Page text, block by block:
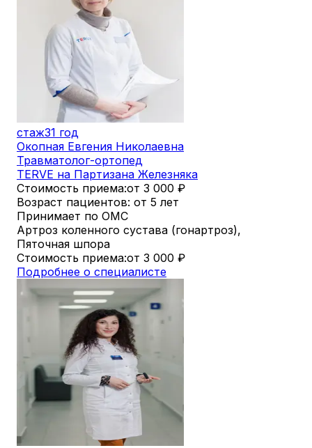
стаж31 год
Окопная Евгения Николаевна
Травматолог-ортопед
TERVE на Партизана Железняка
Стоимость приема:от 3 000 ₽
Возраст пациентов: от 5 лет
Принимает по ОМС
Артроз коленного сустава (гонартроз),
Пяточная шпора
Стоимость приема:от 3 000 ₽
Подробнее о специалисте